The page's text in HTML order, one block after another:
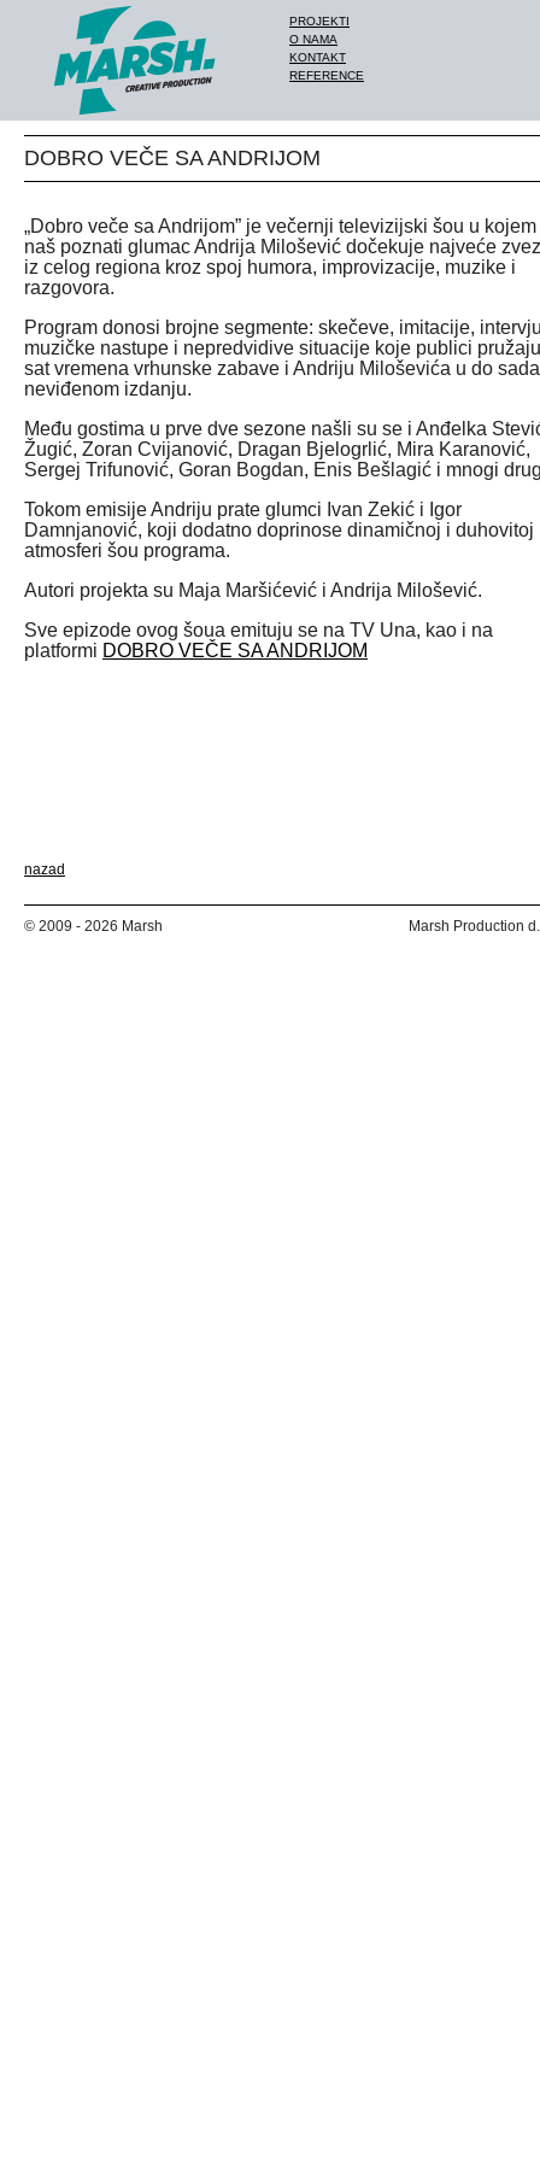
PROJEKTI
O NAMA
KONTAKT
REFERENCE
DOBRO VEČE SA ANDRIJOM
„Dobro veče sa Andrijom” je večernji televizijski šou u kojem
naš poznati glumac Andrija Milošević dočekuje najveće
iz celog regiona kroz spoj humora, improvizacije, muzike i
razgovora.
Program donosi brojne segmente: skečeve, imitacije,
muzičke nastupe i nepredvidive situacije koje publici pružaju
sat vremena vrhunske zabave i Andriju Miloševića u do sada
neviđenom izdanju.
Među gostima u prve dve sezone našli su se i Anđelka
Žugić, Zoran Cvijanović, Dragan Bjelogrlić, Mira Karanović,
Sergej Trifunović, Goran Bogdan, Enis Bešlagić i mnogi
Tokom emisije Andriju prate glumci Ivan Zekić i Igor
Damnjanović, koji dodatno doprinose dinamičnoj i duhovitoj
atmosferi šou programa.
Autori projekta su Maja Maršićević i Andrija Milošević.
Sve epizode ovog šoua emituju se na TV Una, kao i na
platformi DOBRO VEČE SA ANDRIJOM
nazad
© 2009 - 2026 Marsh Marsh Production